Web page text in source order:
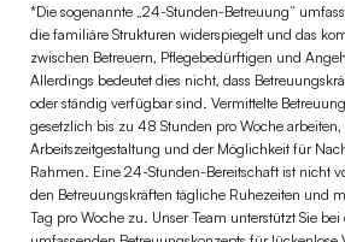
*Die sogenannte „24-Stunden-Betreuung“
die familiäre Strukturen widerspiegelt und das
zwischen Betreuern, Pflegebedürftigen und
Allerdings bedeutet dies nicht, dass
oder ständig verfügbar sind. Vermittelte
gesetzlich bis zu 48 Stunden pro Woche
Arbeitszeitgestaltung und der Möglichkeit für
Rahmen. Eine 24-Stunden-Bereitschaft ist nicht
den Betreuungskräften tägliche Ruhezeiten und
Tag pro Woche zu. Unser Team unterstützt Sie